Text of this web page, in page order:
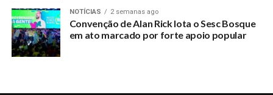
NOTÍCIAS 2 semanas ago
Convenção de Alan Rick lota o Sesc Bosque
em ato marcado por forte apoio popular